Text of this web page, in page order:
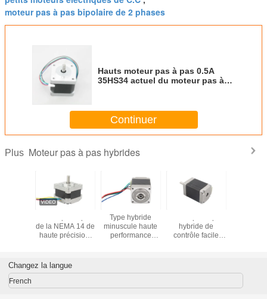
moteur pas à pas bipolaire de 2 phases
Hauts moteur pas à pas 0.5A
35HS34 actuel du moteur pas à
Continuer
Plus Moteur pas à pas hybrides
1,8
de la NEMA 14 de
haute précision,
35BYG301-18A
de C.C de 35mm
Type hybride
minuscule haute
performance
NEMA11
hybride de
contrôle facile
RoHS de véhicule
Changez la langue
French